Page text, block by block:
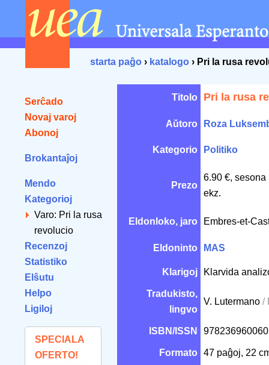
starta paĝo › katalogo › Pri la rusa
Serĉado
Novaj varoj
Abonoj
Brokantaĵoj
Mendo
Kategorioj
Varo: Pri la rusa
revolucio
Recenzoj
Statistiko
Elŝutu
Helpo
Ligiloj
SPECIALA
OFERTO!
Titolo Pri la rusa
Aŭtoro Roza
Kategorio Politiko
Prezo
6.90 €, sesona
ekz.
Eldonloko, jaro Embres-et-
Eldoninto MAS
Klarigoj Klarvida
Tradukisto,
lingvo
V. Lutermano /
ISBN/ISSN
Formato 47 paĝoj, 22